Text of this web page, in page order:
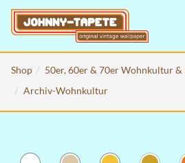
Shop
50er, 60er & 70er Wohnkultur &
Archiv-Wohnkultur